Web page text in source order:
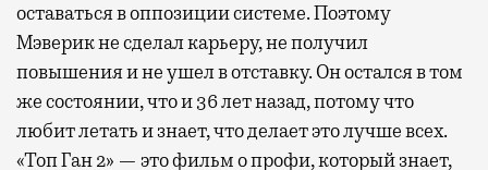
оставаться в оппозиции системе. Поэтому
Мэверик не сделал карьеру, не получил
повышения и не ушел в отставку. Он остался в том
же состоянии, что и 36 лет назад, потому что
любит летать и знает, что делает это лучше всех.
«Топ Ган 2» — это фильм о профи, который знает,